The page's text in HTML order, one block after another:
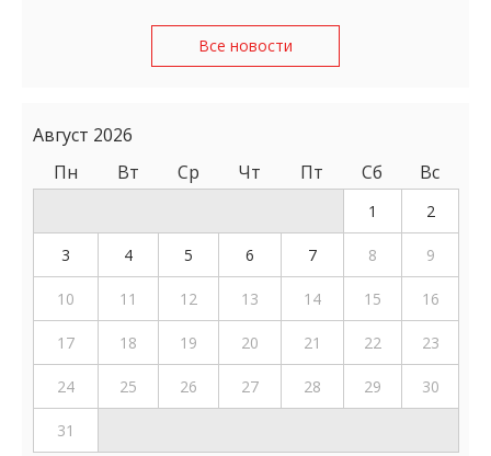
Все новости
Август 2026
Пн
Вт Ср Чт Пт Сб Вс
1 2
3 4 5 6 7 8 9
10 11 12 13 14 15 16
17 18 19 20 21 22 23
24 25 26 27 28 29 30
31